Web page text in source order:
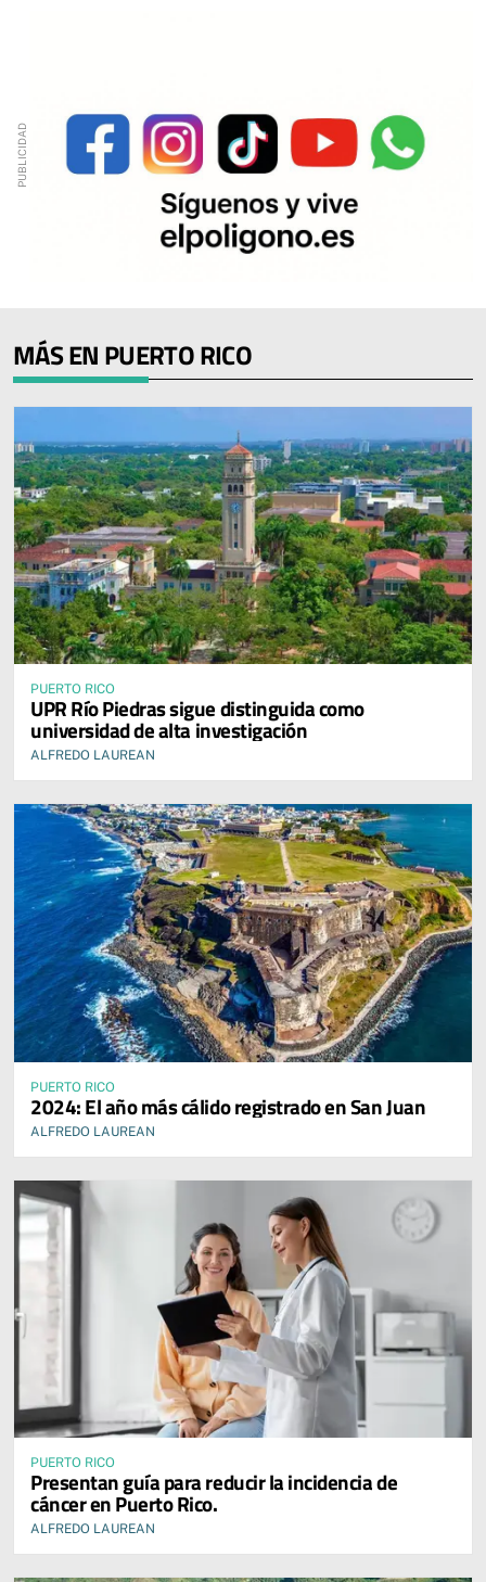
MÁS EN PUERTO RICO
PUERTO RICO
UPR Río Piedras sigue distinguida como
universidad de alta investigación
ALFREDO LAUREAN
PUERTO RICO
2024: El año más cálido registrado en San Juan
ALFREDO LAUREAN
PUERTO RICO
Presentan guía para reducir la incidencia de
cáncer en Puerto Rico.
ALFREDO LAUREAN